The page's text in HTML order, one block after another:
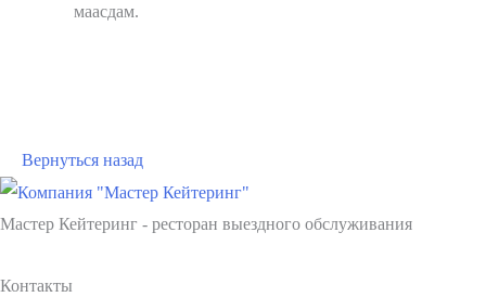
маасдам.
Вернуться назад
Мастер Кейтеринг - ресторан выездного обслуживания
Контакты